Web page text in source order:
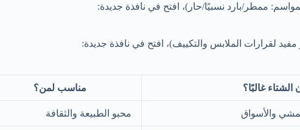
ممطر/بارد نسبيًا/حار)، افتح في نافذة جديدة:
لقرارات الملابس والتكييف)، افتح في نافذة جديدة:
غالبًا؟ مناسب لمن؟
والأسواق محبو الطبيعة والثقافة